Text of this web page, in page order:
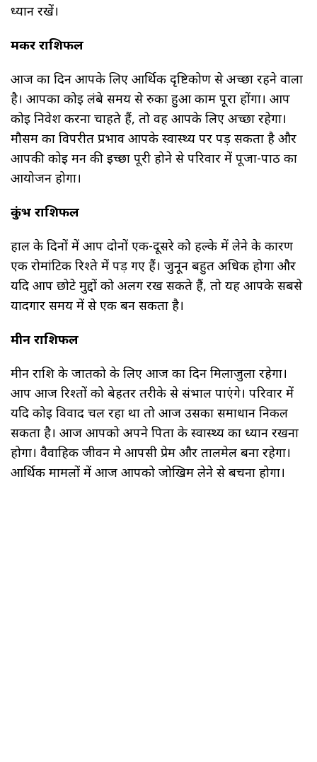
ध्यान रखें।
मकर राशिफल
आज का दिन आपके लिए आर्थिक दृष्टिकोण से अच्छा रहने वाला
है। आपका कोई लंबे समय से रुका हुआ काम पूरा होंगा। आप
कोई निवेश करना चाहते हैं, तो वह आपके लिए अच्छा रहेगा।
मौसम का विपरीत प्रभाव आपके स्वास्थ्य पर पड़ सकता है और
आपकी कोई मन की इच्छा पूरी होने से परिवार में पूजा-पाठ का
आयोजन होगा।
कुंभ राशिफल
हाल के दिनों में आप दोनों एक-दूसरे को हल्के में लेने के कारण
एक रोमांटिक रिश्ते में पड़ गए हैं। जुनून बहुत अधिक होगा और
यदि आप छोटे मुद्दों को अलग रख सकते हैं, तो यह आपके सबसे
यादगार समय में से एक बन सकता है।
मीन राशिफल
मीन राशि के जातको के लिए आज का दिन मिलाजुला रहेगा।
आप आज रिश्तों को बेहतर तरीके से संभाल पाएंगे। परिवार में
यदि कोई विवाद चल रहा था तो आज उसका समाधान निकल
सकता है। आज आपको अपने पिता के स्वास्थ्य का ध्यान रखना
होगा। वैवाहिक जीवन मे आपसी प्रेम और तालमेल बना रहेगा।
आर्थिक मामलों में आज आपको जोखिम लेने से बचना होगा।